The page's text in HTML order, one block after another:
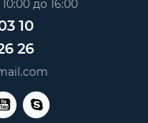
до 16:00
10
26